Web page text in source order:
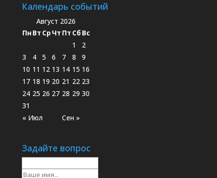
Календарь событий
Август 2026
ПнВт Ср Чт Пт Сб Вс
« Июл Сен »
1
2
3
4 5 6 7 8
9
10 11 12 13 14 15 16
17 18 19 20 21 22 23
24 25 26 27 28 29 30
31
Задайте вопрос